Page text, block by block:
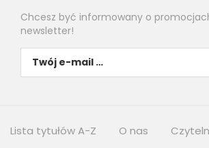
Chcesz być informowany o
newsletter!
Lista tytułów A-Z O nas